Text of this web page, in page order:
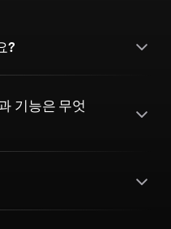
?
기능은 무엇